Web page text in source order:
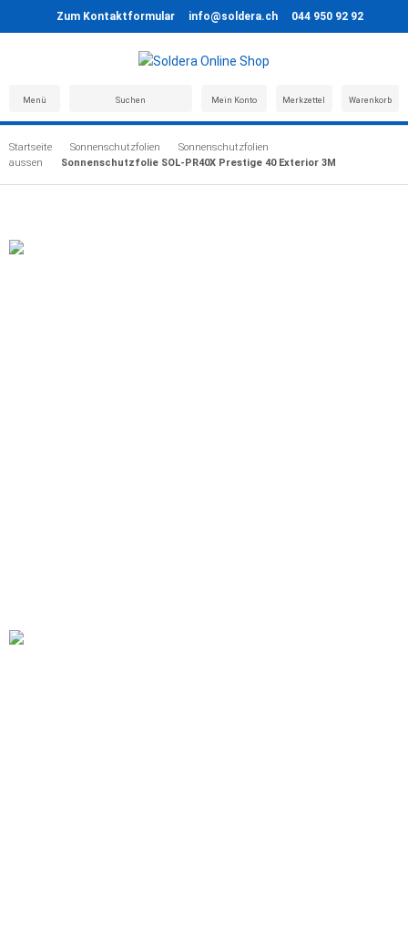
Zum Kontaktformular info@soldera.ch 044 950 92 92
Menü Suchen Mein Konto Merkzettel Warenkorb
Startseite Sonnenschutzfolien
Sonnenschutzfolien
aussen
Sonnenschutzfolie SOL-PR40X Prestige 40 Exterior 3M